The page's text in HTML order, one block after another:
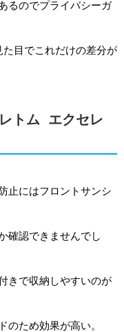
るのでプライバシーガ
目でこれだけの差分が
トム エクセレ
止にはフロントサンシ
確認できませんでし
きで収納しやすいのが
のため効果が高い。